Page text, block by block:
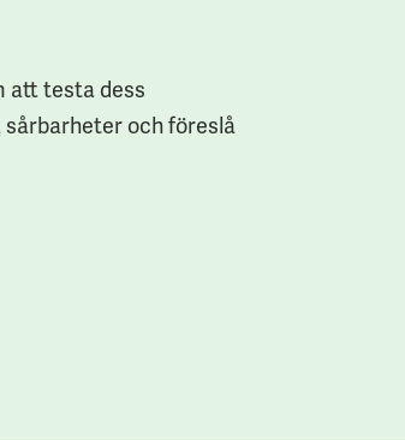
att testa dess
och föreslå